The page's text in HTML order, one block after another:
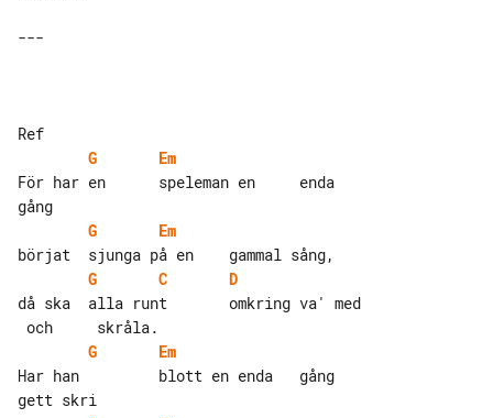
---
G
Em
För har en      speleman en     enda
G
Em
G
C
D
då ska  alla runt       omkring va' med
G
Em
Har han         blott en enda   gång